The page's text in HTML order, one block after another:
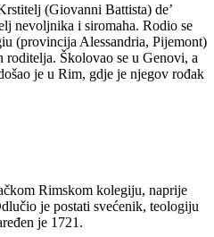
(Giovanni Battista) de’
nevoljnika i siromaha. Rodio se
(provincija Alessandria, Pijemont)
roditelja. Školovao se u Genovi, a
je u Rim, gdje je njegov rođak
Rimskom kolegiju, naprije
je postati svećenik, teologiju
je 1721.